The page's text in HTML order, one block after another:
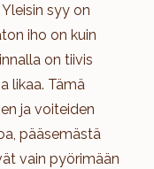
syy on
iho on kuin
on tiivis
likaa. Tämä
ja voiteiden
pääsemästä
vain pyörimään